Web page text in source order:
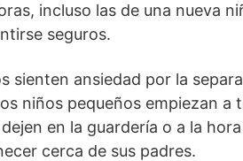
incluso las de una nueva
seguros.
sienten ansiedad por la
niños pequeños empiezan a
en la guardería o a la
cerca de sus padres.